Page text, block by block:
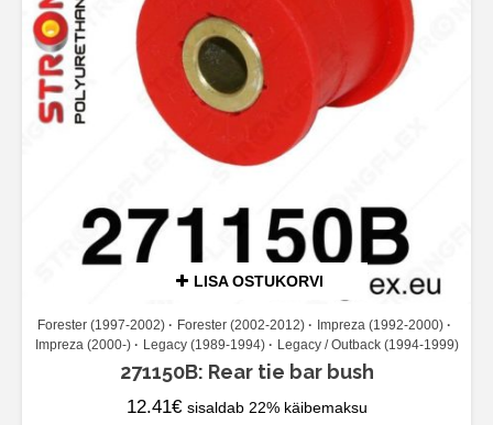
LISA OSTUKORVI
Forester (1997-2002) Forester (2002-2012)
Impreza (1992-2000)
Impreza (2000-)
Legacy (1989-1994) Legacy / Outback (1994-1999)
271150B: Rear tie bar bush
12.41€ sisaldab 22% käibemaksu